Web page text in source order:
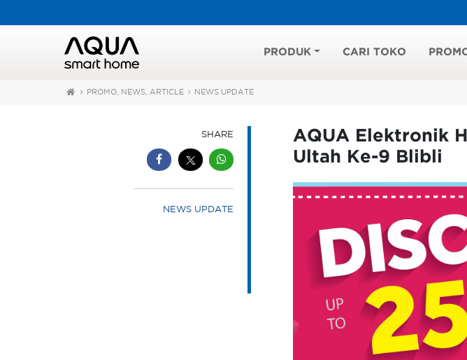
PRODUK CARI TOKO
PROMO, NEWS, ARTICLE NEWS UPDATE
SHARE
NEWS UPDATE
AQUA Elektronik
Ultah Ke-9 Blibli